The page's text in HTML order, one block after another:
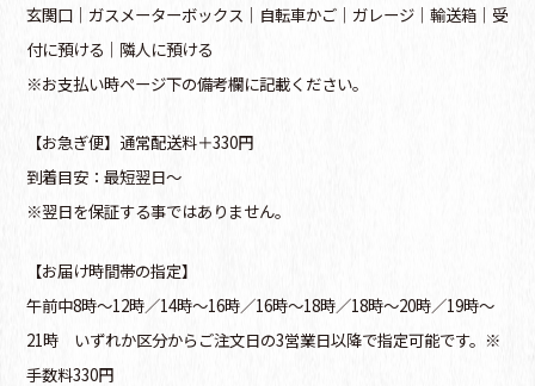
玄関口│ガスメーターボックス│自転車かご│ガレージ│輸送箱│受
付に預ける│隣人に預ける
※お支払い時ページ下の備考欄に記載ください。
【お急ぎ便】通常配送料＋330円
到着目安：最短翌日～
※翌日を保証する事ではありません。
【お届け時間帯の指定】
午前中8時～12時／14時～16時／16時～18時／18時～20時／19時～
21時 いずれか区分からご注文日の3営業日以降で指定可能です。※
手数料330円